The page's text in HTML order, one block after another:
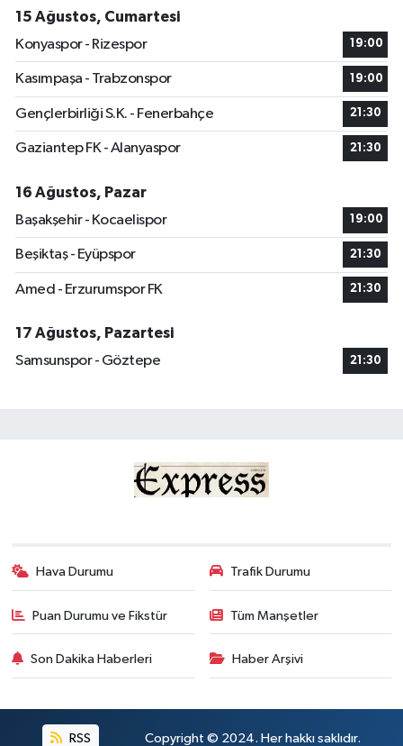
15 Ağustos, Cumartesi
Konyaspor - Rizespor
19:00
Kasımpaşa - Trabzonspor 19:00
Gençlerbirliği S.K. - Fenerbahçe 21:30
Gaziantep FK - Alanyaspor 21:30
16 Ağustos, Pazar
Başakşehir - Kocaelispor
19:00
Beşiktaş - Eyüpspor 21:30
Amed - Erzurumspor FK 21:30
17 Ağustos, Pazartesi
Samsunspor - Göztepe
21:30
Hava Durumu Trafik Durumu
Puan Durumu ve Fikstür Tüm Manşetler
Son Dakika Haberleri Haber Arşivi
RSS Copyright © 2024. Her hakkı saklıdır.